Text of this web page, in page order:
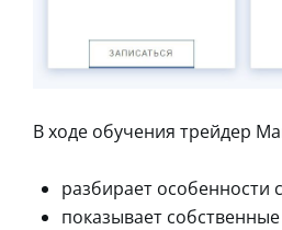
В ходе обучения трейдер
разбирает особенности
показывает